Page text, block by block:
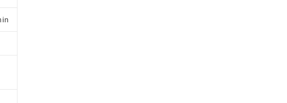
品もあることをご了承ください。
社内データに基づき作成されるも
る場合があることをご了承くださ
担当のオムロン制御機器販売店・
フェニルエーテル類(PBDE) 1000ppm以下、
ジル（BBP） 1000ppm以下、フタル酸ジブチ
ます。
化ジフェニルエーテル類) : 1000ppm、
出されないよう必要な手段を講じ
その他武器並びにこれらの製造装
内容を当該第三者に通知します。
おそれがある場合は、取り引きをい
たはお客様担当のオムロン制御